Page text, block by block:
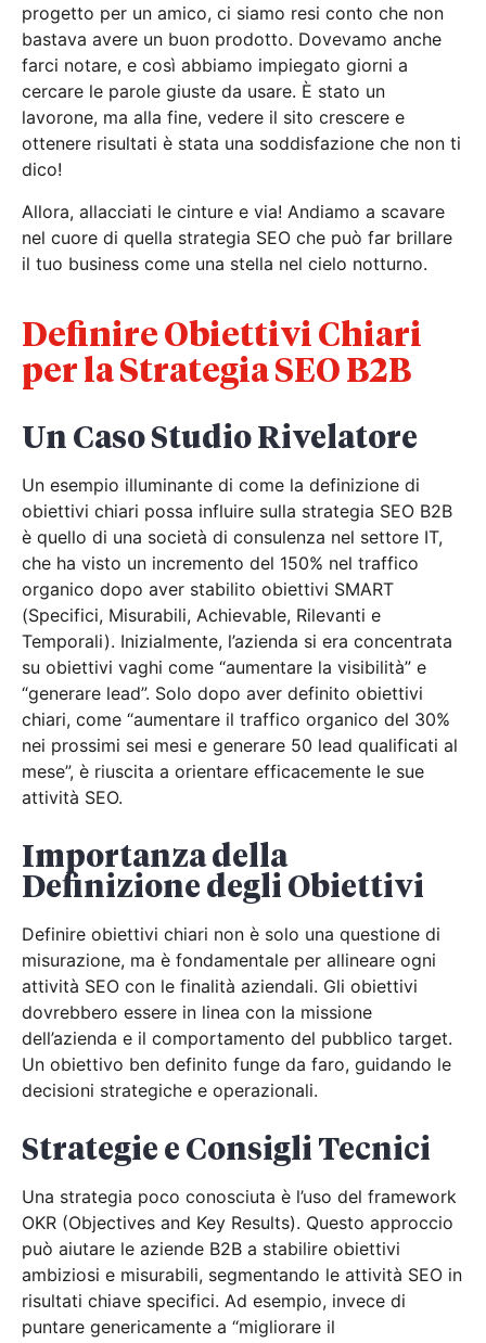
progetto per un amico, ci siamo resi conto che non
bastava avere un buon prodotto. Dovevamo anche
farci notare, e così abbiamo impiegato giorni a
cercare le parole giuste da usare. È stato un
lavorone, ma alla fine, vedere il sito crescere e
ottenere risultati è stata una soddisfazione che non ti
dico!
Allora, allacciati le cinture e via! Andiamo a scavare
nel cuore di quella strategia SEO che può far brillare
il tuo business come una stella nel cielo notturno.
Definire Obiettivi Chiari
per la Strategia SEO B2B
Un Caso Studio Rivelatore
Un esempio illuminante di come la definizione di
obiettivi chiari possa influire sulla strategia SEO B2B
è quello di una società di consulenza nel settore IT,
che ha visto un incremento del 150% nel traffico
organico dopo aver stabilito obiettivi SMART
(Specifici, Misurabili, Achievable, Rilevanti e
Temporali). Inizialmente, l’azienda si era concentrata
su obiettivi vaghi come “aumentare la visibilità” e
“generare lead”. Solo dopo aver definito obiettivi
chiari, come “aumentare il traffico organico del 30%
nei prossimi sei mesi e generare 50 lead qualificati al
mese”, è riuscita a orientare efficacemente le sue
attività SEO.
Importanza della
Definizione degli Obiettivi
Definire obiettivi chiari non è solo una questione di
misurazione, ma è fondamentale per allineare ogni
attività SEO con le finalità aziendali. Gli obiettivi
dovrebbero essere in linea con la missione
dell’azienda e il comportamento del pubblico target.
Un obiettivo ben definito funge da faro, guidando le
decisioni strategiche e operazionali.
Strategie e Consigli Tecnici
Una strategia poco conosciuta è l’uso del framework
OKR (Objectives and Key Results). Questo approccio
può aiutare le aziende B2B a stabilire obiettivi
ambiziosi e misurabili, segmentando le attività SEO in
risultati chiave specifici. Ad esempio, invece di
puntare genericamente a “migliorare il